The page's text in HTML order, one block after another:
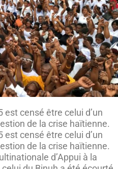
censé être celui d’un
de la crise haïtienne.
censé être celui d’un
de la crise haïtienne.
d’Appui à la